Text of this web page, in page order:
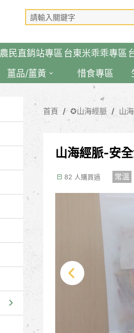
農民直銷站專區 台東米乖乖專區
薑品/薑黃 惜食專區
首頁 ✪山海經脈 山
山海經脈-安
82 人購買過 常溫